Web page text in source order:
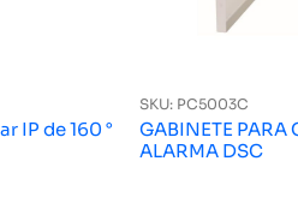
IP de 160 °
SKU: PC5003C
GABINETE PARA
ALARMA DSC